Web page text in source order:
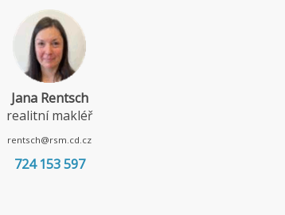
Jana Rentsch
realitní makléř
rentsch@rsm.cd.cz
724 153 597